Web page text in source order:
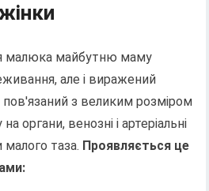
малюка майбутню маму
але і виражений
з великим розміром
органи, венозні і артеріальні
малого таза. Проявляється це